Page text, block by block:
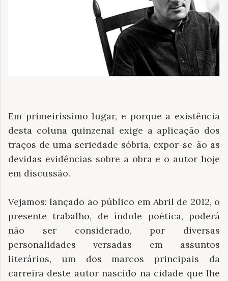
Em primeiríssimo lugar, e porque a existência
desta coluna quinzenal exige a aplicação dos
traços de uma seriedade sóbria, expor-se-ão as
devidas evidências sobre a obra e o autor hoje
em discussão.
Vejamos: lançado ao público em Abril de 2012, o
presente trabalho, de índole poética, poderá
não ser considerado, por diversas
personalidades versadas em assuntos
literários, um dos marcos principais da
carreira deste autor nascido na cidade que lhe